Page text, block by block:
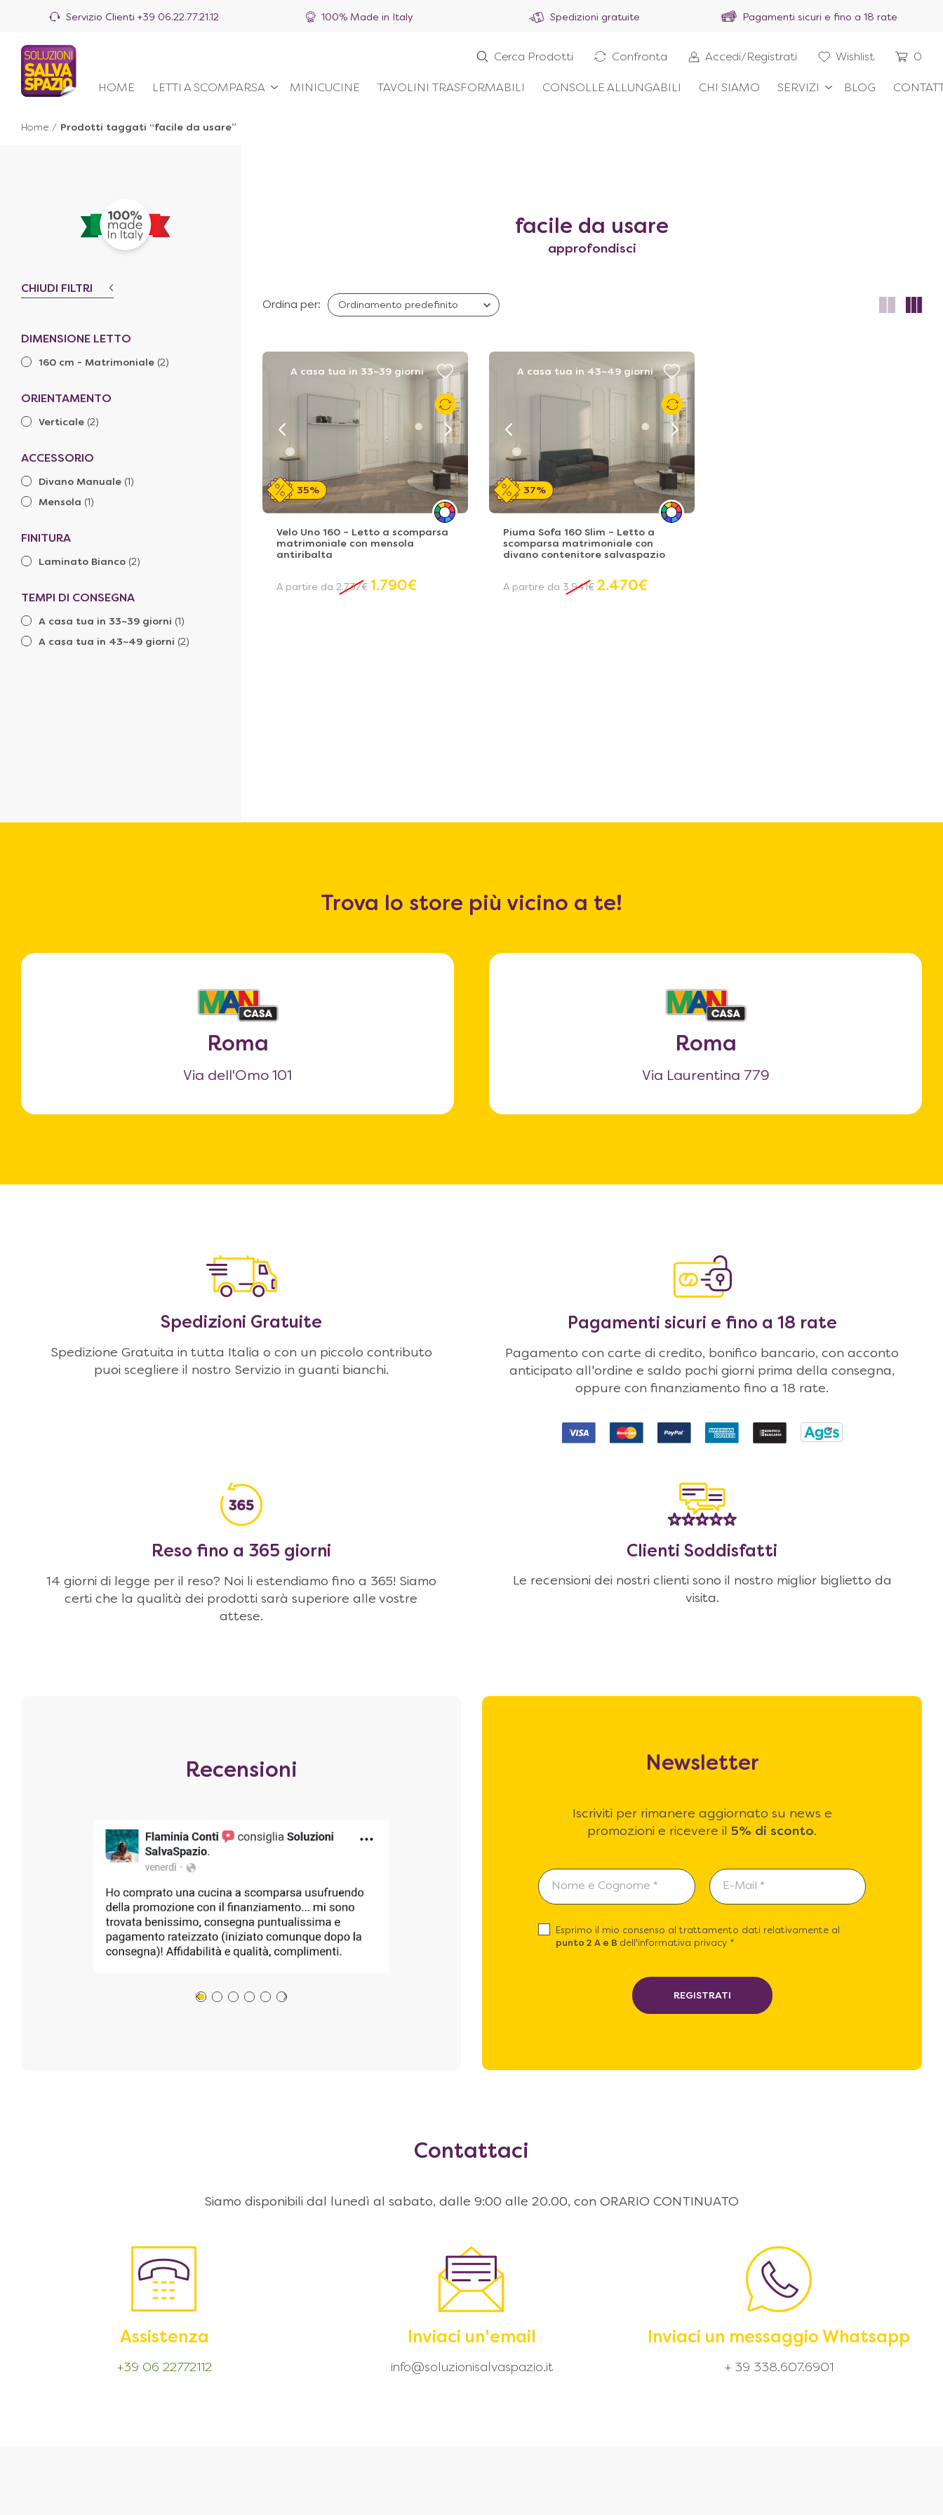
Servizio Clienti +39 06.22.77.21.12 100% Made in Italy Spedizioni gratuite Pagamenti sicuri e fino a 18 rate
HOME LETTI A SCOMPARSA MINICUCINE TAVOLINI TRASFORMABILI CONSOLLE ALLUNGABILI CHI SIAMO SERVIZI BLOG
Cerca Prodotti Confronta Accedi/Registrati Wishlist 0
Home / Prodotti taggati “facile da usare”
CHIUDI FILTRI
DIMENSIONE LETTO
160 cm - Matrimoniale (2)
ORIENTAMENTO
Verticale (2)
ACCESSORIO
Divano Manuale (1)
Mensola (1)
FINITURA
Laminato Bianco (2)
TEMPI DI CONSEGNA
A casa tua in 33~39 giorni (1)
A casa tua in 43~49 giorni (2)
facile da usare
approfondisci
Ordina per:
A casa tua in 33~39 giorni
35%
Velo Uno 160 – Letto a scomparsa
matrimoniale con mensola
antiribalta
A partire da 2.737€ 1.790€
A casa tua in 43~49 giorni
37%
Piuma Sofa 160 Slim – Letto a
scomparsa matrimoniale con
divano contenitore salvaspazio
A partire da 3.941€ 2.470€
Trova lo store più vicino a te!
Roma
Via dell'Omo 101
Roma
Via Laurentina 779
Spedizioni Gratuite
Spedizione Gratuita in tutta Italia o con un piccolo contributo
puoi scegliere il nostro Servizio in guanti bianchi.
Pagamenti sicuri e fino a 18 rate
Pagamento con carte di credito, bonifico bancario, con acconto
anticipato all'ordine e saldo pochi giorni prima della consegna,
oppure con finanziamento fino a 18 rate.
Reso fino a 365 giorni
14 giorni di legge per il reso? Noi li estendiamo fino a 365! Siamo
certi che la qualità dei prodotti sarà superiore alle vostre
attese.
Clienti Soddisfatti
Le recensioni dei nostri clienti sono il nostro miglior biglietto da
visita.
Recensioni Newsletter
Iscriviti per rimanere aggiornato su news e
promozioni e ricevere il 5% di sconto.
Esprimo il mio consenso al trattamento dati relativamente al
punto 2 A e B dell'informativa privacy *
REGISTRATI
Contattaci
Siamo disponibili dal lunedì al sabato, dalle 9:00 alle 20.00, con ORARIO CONTINUATO
Assistenza
+39 06 22772112
Inviaci un'email
info@soluzionisalvaspazio.it
Inviaci un messaggio Whatsapp
+ 39 338.607.6901